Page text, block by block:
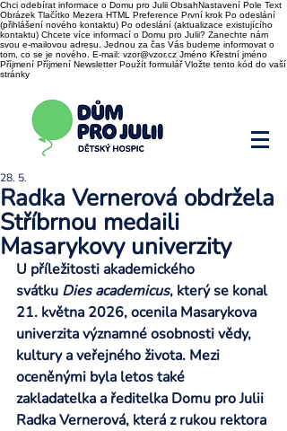
Chci odebírat informace o Domu pro Julii ObsahNastavení Pole Text
Obrázek Tlačítko Mezera HTML Preference První krok Po odeslání
(přihlášení nového kontaktu) Po odeslání (aktualizace existujícího
kontaktu) Chcete více informací o Domu pro Julii? Zanechte nám
svou e-mailovou adresu. Jednou za čas Vás budeme informovat o
tom, co se je nového. E-mail: vzor@vzor.cz Jméno Křestní jméno
Příjmení Příjmení Newsletter Použít formulář Vložte tento kód do vaší
stránky
Radka Vernerová obdržela
Stříbrnou medaili
Masarykovy univerzity
28. 5.
U příležitosti akademického
svátku Dies academicus, který se konal
21. května 2026, ocenila Masarykova
univerzita významné osobnosti vědy,
kultury a veřejného života. Mezi
oceněnými byla letos také
zakladatelka a ředitelka Domu pro Julii
Radka Vernerová, která z rukou rektora